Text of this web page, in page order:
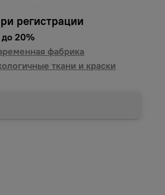
регистрации
20%
фабрика
ткани и краски